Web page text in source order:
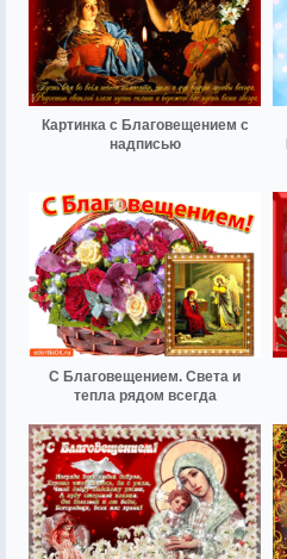
Картинка с Благовещением с
надписью
С Благовещением. Света и
тепла рядом всегда